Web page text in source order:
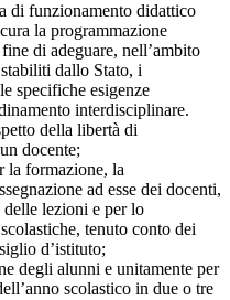
di funzionamento didattico
la programmazione
di adeguare, nell’ambito
dallo Stato, i
specifiche esigenze
interdisciplinare.
della libertà di
docente;
la formazione, la
ad esse dei docenti,
lezioni e per lo
tenuto conto dei
d’istituto;
degli alunni e unitamente per
scolastico in due o tre